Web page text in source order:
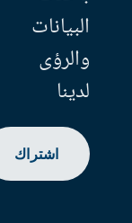
البيانات
والرؤى
لدينا
اشتراك